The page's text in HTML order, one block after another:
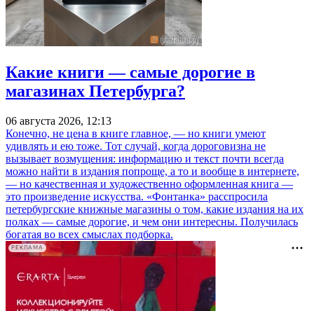
Какие книги — самые дорогие в
магазинах Петербурга?
06 августа 2026, 12:13
Конечно, не цена в книге главное, — но книги умеют
удивлять и ею тоже. Тот случай, когда дороговизна не
вызывает возмущения: информацию и текст почти всегда
можно найти в издания попроще, а то и вообще в интернете,
— но качественная и художественно оформленная книга —
это произведение искусства. «Фонтанка» расспросила
петербургские книжные магазины о том, какие издания на их
полках — самые дорогие, и чем они интересны. Получилась
богатая во всех смыслах подборка.
РЕКЛАМА